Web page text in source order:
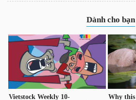
NGÀNH
DOANH